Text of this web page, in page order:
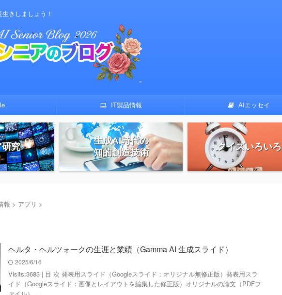
きしましょう！
IT製品情報 AIエッセイ
究
生成AI時代の
知的創造技術
クイズいろいろ
報 > アプリ >
ヘルタ・ヘルツォークの生涯と業績（Gamma AI 生成スライド）
2025/6/16
Visits:3683 | 目 次 発表用スライド（Googleスライド：オリジナル無修正版）発表用スラ
イド（Googleスライド：画像とレイアウトを編集した修正版）オリジナルの論文（PDFフ